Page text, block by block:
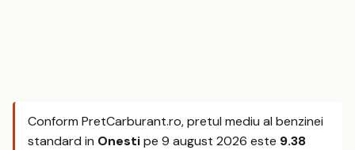
Conform PretCarburant.ro, pretul mediu al benzinei
standard in Onestipe 9 august 2026 este 9.38